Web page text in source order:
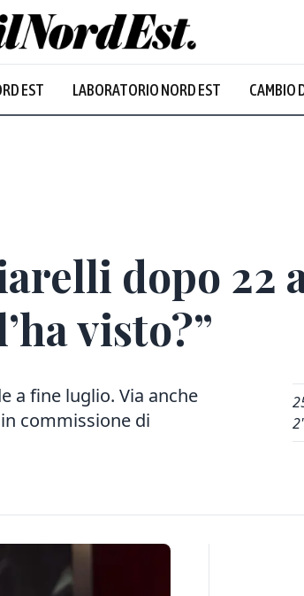
EST LABORATORIO NORD EST CAMBIO
dopo 22
visto?”
a fine luglio. Via anche
commissione di
2